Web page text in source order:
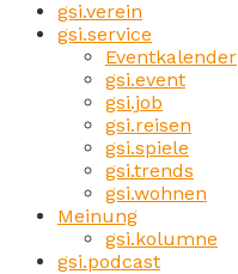
gsi.verein
gsi.service
Eventkalender
gsi.event
gsi.job
gsi.reisen
gsi.spiele
gsi.trends
gsi.wohnen
Meinung
gsi.kolumne
gsi.podcast